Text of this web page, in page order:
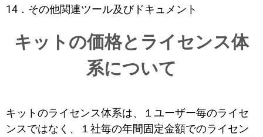
14．その他関連ツール及びドキュメント
キットの価格とライセンス体
系について
キットのライセンス体系は、１ユーザー毎のライセ
ンスではなく、１社毎の年間固定金額でのライセン